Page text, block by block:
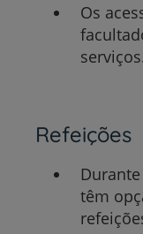
Os
Refeições
têm